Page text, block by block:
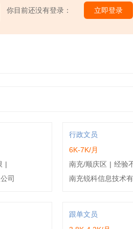
你目前还没有登录： 立即登录
|
司
行政文员
6K-7K/月
南充/顺庆区 | 经验
南充锐科信息技术
跟单文员